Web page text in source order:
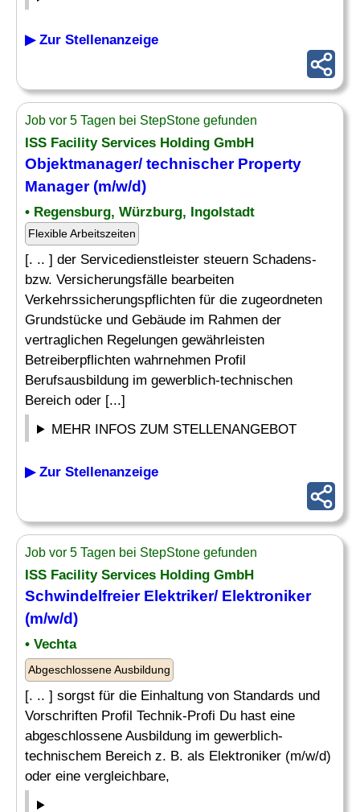
▶ Zur Stellenanzeige
Job vor 5 Tagen bei StepStone gefunden
ISS Facility Services Holding GmbH
Objektmanager/ technischer Property
Manager (m/w/d)
• Regensburg, Würzburg, Ingolstadt
Flexible Arbeitszeiten
[. .. ] der Servicedienstleister steuern Schadens-
bzw. Versicherungsfälle bearbeiten
Verkehrssicherungspflichten für die zugeordneten
Grundstücke und Gebäude im Rahmen der
vertraglichen Regelungen gewährleisten
Betreiberpflichten wahrnehmen Profil
Berufsausbildung im gewerblich-technischen
Bereich oder [...]
MEHR INFOS ZUM STELLENANGEBOT
▶ Zur Stellenanzeige
Job vor 5 Tagen bei StepStone gefunden
ISS Facility Services Holding GmbH
Schwindelfreier Elektriker/ Elektroniker
(m/w/d)
• Vechta
Abgeschlossene Ausbildung
[. .. ] sorgst für die Einhaltung von Standards und
Vorschriften Profil Technik-Profi Du hast eine
abgeschlossene Ausbildung im gewerblich-
technischem Bereich z. B. als Elektroniker (m/w/d)
oder eine vergleichbare,